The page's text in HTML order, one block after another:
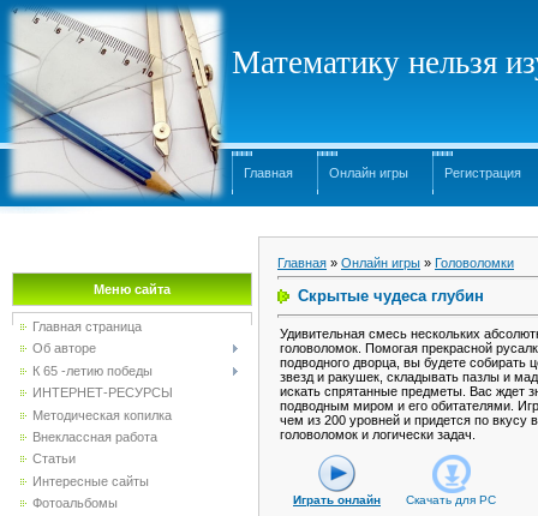
Математику нельзя
Главная Онлайн игры Регистрация
Меню сайта
Главная страница
Об авторе
К 65 -летию победы
ИНТЕРНЕТ-РЕСУРСЫ
Методическая копилка
Внеклассная работа
Статьи
Интересные сайты
Фотоальбомы
Главная » Онлайн игры » Головоломки
Скрытые чудеса глубин
Удивительная смесь нескольких
головоломок. Помогая прекрасной
подводного дворца, вы будете собирать
звезд и ракушек, складывать пазлы и
искать спрятанные предметы. Вас ждет
подводным миром и его обитателями.
чем из 200 уровней и придется по вкусу
головоломок и логически задач.
Играть онлайн Скачать для PC